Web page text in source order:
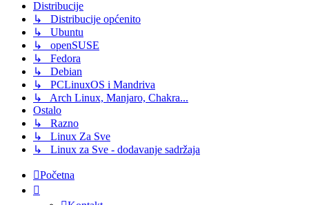
Distribucije
↳ Distribucije općenito
↳ Ubuntu
↳ openSUSE
↳ Fedora
↳ Debian
↳ PCLinuxOS i Mandriva
↳ Arch Linux, Manjaro, Chakra...
Ostalo
↳ Razno
↳ Linux Za Sve
↳ Linux za Sve - dodavanje sadržaja
Početna